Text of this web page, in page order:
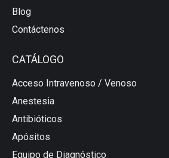
Blog
Contáctenos
CATÁLOGO
Acceso Intravenoso / Venoso
Anestesia
Antibióticos
Apósitos
Equipo de Diagnóstico